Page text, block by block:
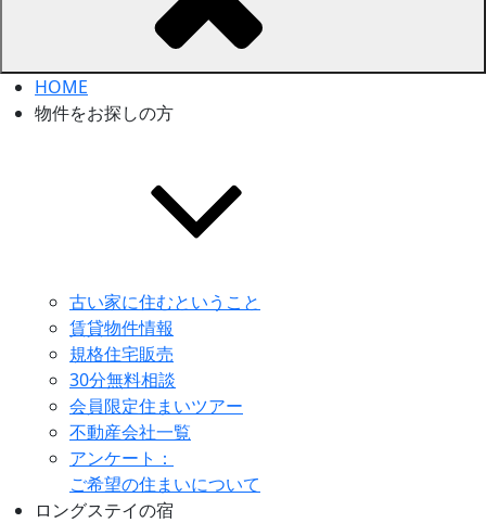
HOME
物件をお探しの方
古い家に住むということ
賃貸物件情報
規格住宅販売
30分無料相談
会員限定住まいツアー
不動産会社一覧
アンケート：
ご希望の住まいについて
ロングステイの宿